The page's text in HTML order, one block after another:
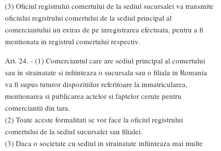
(3) Oficiul registrului comertului de la sediul sucursalei va transmite
oficiului registrului comertului de la sediul principal al
comerciantului un extras de pe inregistrarea efectuata, pentru a fi
mentionata in registrul comertului respectiv.
Art. 24. - (1) Comerciantul care are sediul principal al comertului
sau in strainatate si infiinteaza o sucursala sau o filiala in Romania
va fi supus tuturor dispozitiilor referitoare la inmatricularea,
mentionarea si publicarea actelor si faptelor cerute pentru
comerciantii din tara.
(2) Toate aceste formalitati se vor face la oficiul registrului
comertului de la sediul sucursalei sau filialei.
(3) Daca o societate cu sediul in strainatate infiinteaza mai multe